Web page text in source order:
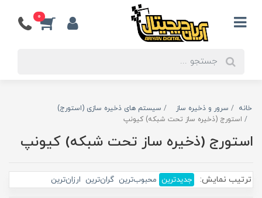
0
خانه سرور و ذخیره ساز
سیستم های ذخیره سازی (استورج)
استورج (ذخیره ساز تحت شبکه) کیونپ
استورج (ذخیره ساز تحت شبکه) کیونپ
ترتیب نمایش: جدیدترین محبوب‌ترین گران‌ترین ارزان‌ترین